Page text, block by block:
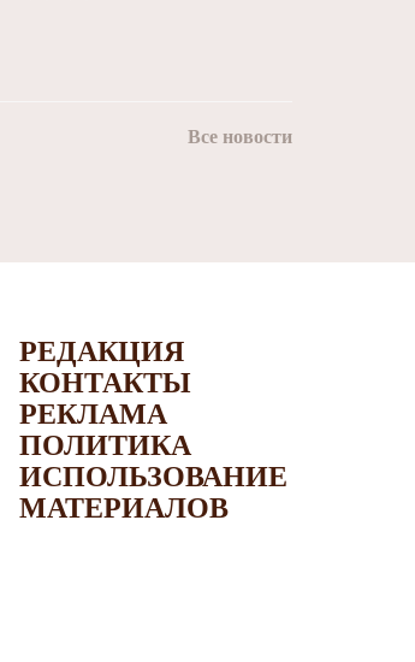
Все новости
РЕДАКЦИЯ
КОНТАКТЫ
РЕКЛАМА
ПОЛИТИКА
ИСПОЛЬЗОВАНИЕ
МАТЕРИАЛОВ